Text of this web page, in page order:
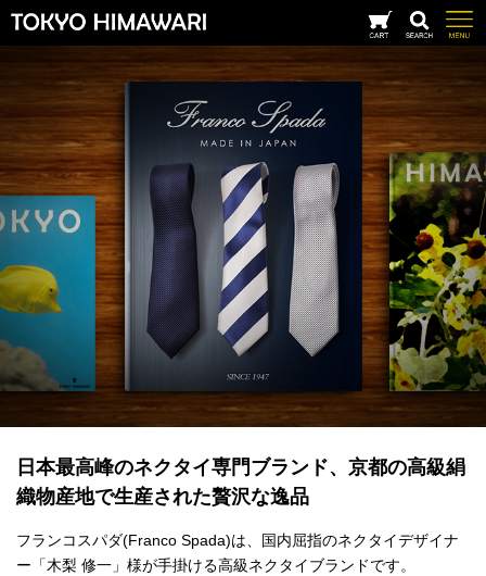
日本最高峰のネクタイ専門ブランド、京都の高級絹
織物産地で生産された贅沢な逸品
フランコスパダ(Franco Spada)は、国内屈指のネクタイデザイナ
ー「木梨 修一」様が手掛ける高級ネクタイブランドです。